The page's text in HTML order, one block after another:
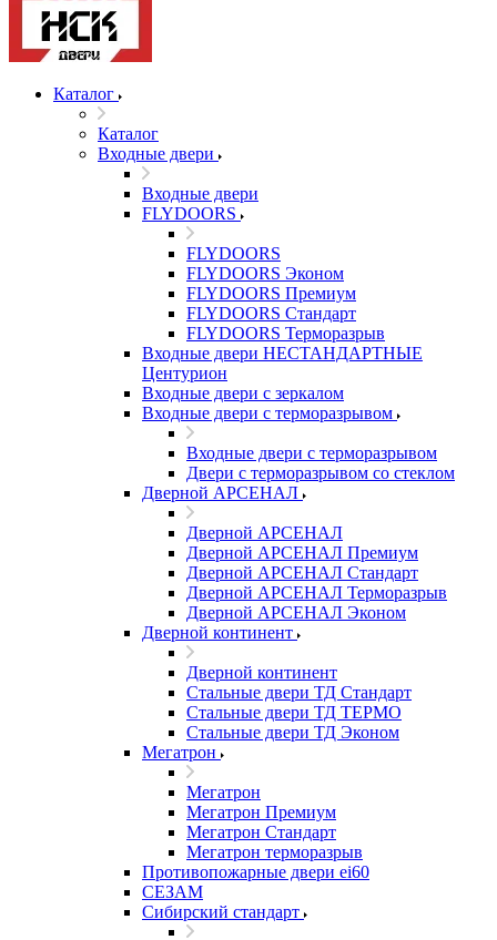
Каталог
Каталог
Входные двери
Входные двери
FLYDOORS
FLYDOORS
FLYDOORS Эконом
FLYDOORS Премиум
FLYDOORS Стандарт
FLYDOORS Терморазрыв
Входные двери НЕСТАНДАРТНЫЕ
Центурион
Входные двери с зеркалом
Входные двери с терморазрывом
Входные двери с терморазрывом
Двери с терморазрывом со стеклом
Дверной АРСЕНАЛ
Дверной АРСЕНАЛ
Дверной АРСЕНАЛ Премиум
Дверной АРСЕНАЛ Стандарт
Дверной АРСЕНАЛ Терморазрыв
Дверной АРСЕНАЛ Эконом
Дверной континент
Дверной континент
Стальные двери ТД Стандарт
Стальные двери ТД ТЕРМО
Стальные двери ТД Эконом
Мегатрон
Мегатрон
Мегатрон Премиум
Мегатрон Стандарт
Мегатрон терморазрыв
Противопожарные двери ei60
СЕЗАМ
Сибирский стандарт